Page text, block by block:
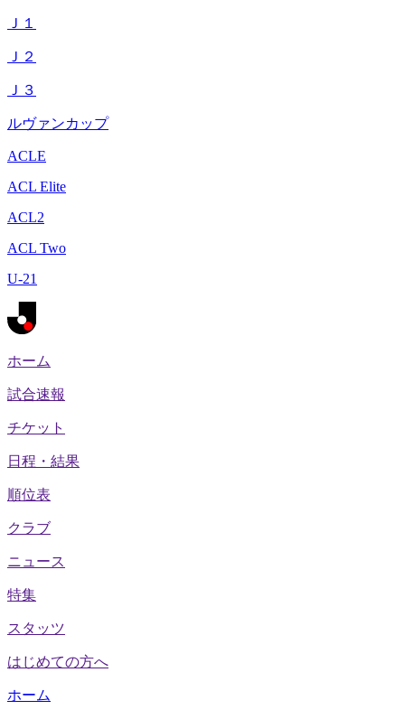
Ｊ１
Ｊ２
Ｊ３
ルヴァンカップ
ACLE
ACL Elite
ACL2
ACL Two
U-21
ホーム
試合速報
チケット
日程・結果
順位表
クラブ
ニュース
特集
スタッツ
はじめての方へ
ホーム